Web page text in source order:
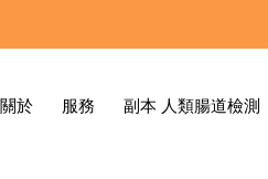
關於 服務 副本 人類腸道檢測